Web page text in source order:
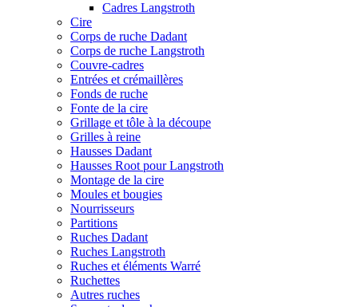
Cadres Langstroth
Cire
Corps de ruche Dadant
Corps de ruche Langstroth
Couvre-cadres
Entrées et crémaillères
Fonds de ruche
Fonte de la cire
Grillage et tôle à la découpe
Grilles à reine
Hausses Dadant
Hausses Root pour Langstroth
Montage de la cire
Moules et bougies
Nourrisseurs
Partitions
Ruches Dadant
Ruches Langstroth
Ruches et éléments Warré
Ruchettes
Autres ruches